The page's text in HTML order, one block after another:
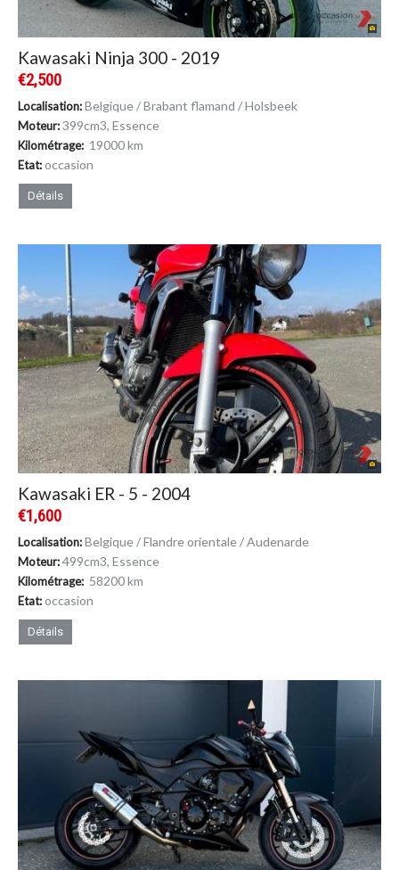
Kawasaki Ninja 300 - 2019
€2,500
Localisation:Belgique / Brabant flamand / Holsbeek
Moteur:399cm3, Essence
Kilométrage: 19000 km
Etat:occasion
Détails
Kawasaki ER - 5 - 2004
€1,600
Localisation:Belgique / Flandre orientale / Audenarde
Moteur:499cm3, Essence
Kilométrage: 58200 km
Etat:occasion
Détails